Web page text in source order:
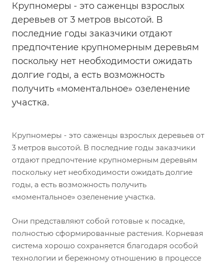
Крупномеры - это саженцы взрослых
деревьев от 3 метров высотой. В
последние годы заказчики отдают
предпочтение крупномерным деревьям
поскольку нет необходимости ожидать
долгие годы, а есть возможность
получить «моментальное» озеленение
участка.
Крупномеры - это саженцы взрослых деревьев от
3 метров высотой. В последние годы заказчики
отдают предпочтение крупномерным деревьям
поскольку нет необходимости ожидать долгие
годы, а есть возможность получить
«моментальное» озеленение участка.
Они представляют собой готовые к посадке,
полностью сформированные растения. Корневая
система хорошо сохраняется благодаря особой
технологии и бережному отношению в процессе